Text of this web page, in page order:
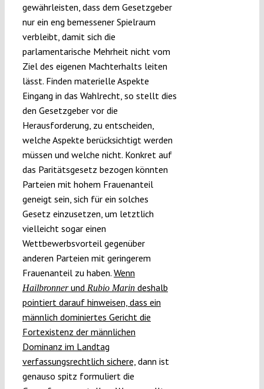
gewährleisten, dass dem Gesetzgeber
nur ein eng bemessener Spielraum
verbleibt, damit sich die
parlamentarische Mehrheit nicht vom
Ziel des eigenen Machterhalts leiten
lässt. Finden materielle Aspekte
Eingang in das Wahlrecht, so stellt dies
den Gesetzgeber vor die
Herausforderung, zu entscheiden,
welche Aspekte berücksichtigt werden
müssen und welche nicht. Konkret auf
das Paritätsgesetz bezogen könnten
Parteien mit hohem Frauenanteil
geneigt sein, sich für ein solches
Gesetz einzusetzen, um letztlich
vielleicht sogar einen
Wettbewerbsvorteil gegenüber
anderen Parteien mit geringerem
Frauenanteil zu haben. Wenn
Hailbronnerund Rubio Marindeshalb
pointiert darauf hinweisen, dass ein
männlich dominiertes Gericht die
Fortexistenz der männlichen
Dominanz im Landtag
verfassungsrechtlich sichere, dann ist
genauso spitz formuliert die